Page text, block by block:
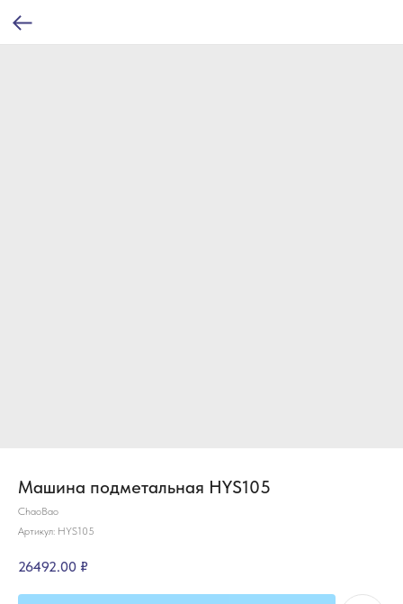
Машина подметальная HYS105
ChaoBao
Артикул: HYS105
26492.00 ₽